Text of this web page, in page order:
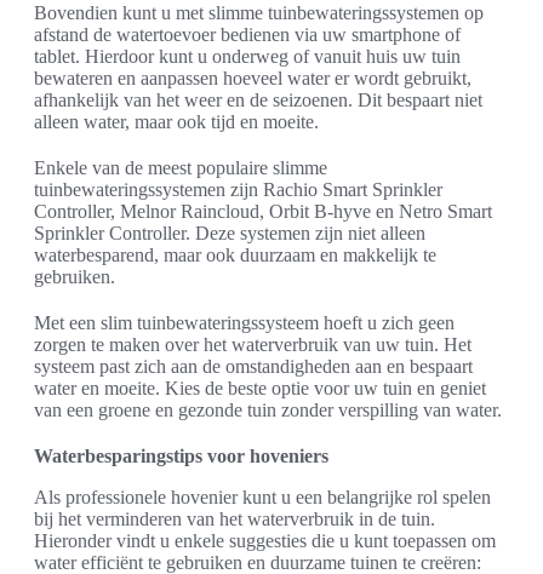
Bovendien kunt u met slimme tuinbewateringssystemen op
afstand de watertoevoer bedienen via uw smartphone of
tablet. Hierdoor kunt u onderweg of vanuit huis uw tuin
bewateren en aanpassen hoeveel water er wordt gebruikt,
afhankelijk van het weer en de seizoenen. Dit bespaart niet
alleen water, maar ook tijd en moeite.
Enkele van de meest populaire slimme
tuinbewateringssystemen zijn Rachio Smart Sprinkler
Controller, Melnor Raincloud, Orbit B-hyve en Netro Smart
Sprinkler Controller. Deze systemen zijn niet alleen
waterbesparend, maar ook duurzaam en makkelijk te
gebruiken.
Met een slim tuinbewateringssysteem hoeft u zich geen
zorgen te maken over het waterverbruik van uw tuin. Het
systeem past zich aan de omstandigheden aan en bespaart
water en moeite. Kies de beste optie voor uw tuin en geniet
van een groene en gezonde tuin zonder verspilling van water.
Waterbesparingstips voor hoveniers
Als professionele hovenier kunt u een belangrijke rol spelen
bij het verminderen van het waterverbruik in de tuin.
Hieronder vindt u enkele suggesties die u kunt toepassen om
water efficiënt te gebruiken en duurzame tuinen te creëren: